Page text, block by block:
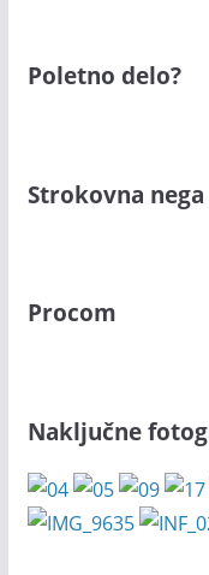
Poletno delo?
Strokovna
Procom
Naključne